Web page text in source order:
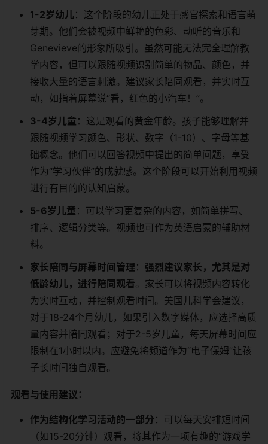
1-2岁幼儿 ：这个阶段的幼儿正处于感官探索和语言萌
芽期。他们会被视频中鲜艳的色彩、动听的音乐和
Genevieve的形象所吸引。虽然可能无法完全理解教
学内容，但可以跟随视频识别简单的物品、颜色，并
接收大量的语言刺激。建议家长陪同观看，并实时互
动，如指着屏幕说“看，红色的小汽车！”。
3-4岁儿童 ：这是观看的黄金年龄。孩子能够理解并
跟随视频学习颜色、形状、数字（1-10）、字母等基
础概念。他们可以回答视频中提出的简单问题，享受
作为“学习伙伴”的成就感。这个阶段可以开始利用视频
进行有目的的认知启蒙。
5-6岁儿童 ：可以学习更复杂的内容，如简单拼写、
排序、逻辑分类等。视频也可作为英语启蒙的辅助材
料。
家长陪同与屏幕时间管理 ： 强烈建议家长，尤其是对
低龄幼儿，进行陪同观看。家长可以将视频内容转化
为实时互动，并控制观看时间。美国儿科学会建议，
对于18-24个月幼儿，如果引入数字媒体，应选择高质
量内容并陪同观看；对于2-5岁儿童，每天屏幕时间应
限制在1小时以内。应避免将频道作为“电子保姆”让孩
子长时间独自观看。
观看与使用建议：
作为结构化学习活动的一部分 ：可以每天安排短时间
（如15-20分钟）观看，将其作为一项有趣的“游戏学